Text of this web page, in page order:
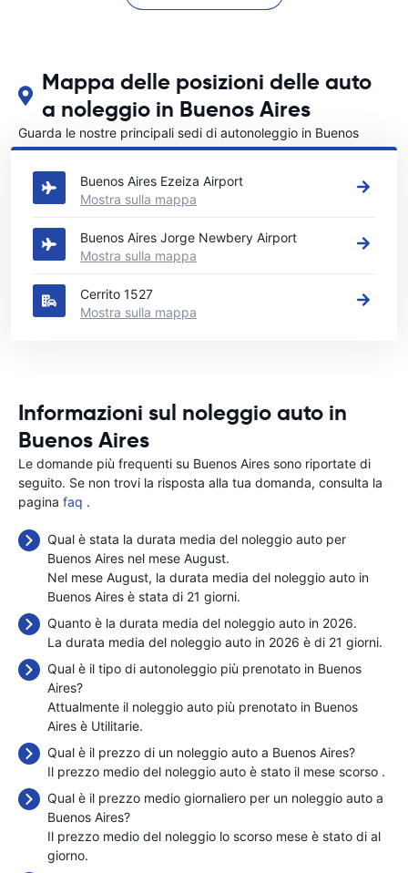
Mappa delle posizioni delle auto
a noleggio in Buenos Aires
Guarda le nostre principali sedi di autonoleggio in Buenos
Aires
Buenos Aires Ezeiza Airport
Mostra sulla mappa
Buenos Aires Jorge Newbery Airport
Mostra sulla mappa
Cerrito 1527
Mostra sulla mappa
Informazioni sul noleggio auto in
Buenos Aires
Le domande più frequenti su Buenos Aires sono riportate di
seguito. Se non trovi la risposta alla tua domanda, consulta la
pagina faq .
Qual è stata la durata media del noleggio auto per
Buenos Aires nel mese August.
Nel mese August, la durata media del noleggio auto in
Buenos Aires è stata di 21 giorni.
Quanto è la durata media del noleggio auto in 2026.
La durata media del noleggio auto in 2026 è di 21 giorni.
Qual è il tipo di autonoleggio più prenotato in Buenos
Aires?
Attualmente il noleggio auto più prenotato in Buenos
Aires è Utilitarie.
Qual è il prezzo di un noleggio auto a Buenos Aires?
Il prezzo medio del noleggio auto è stato il mese scorso .
Qual è il prezzo medio giornaliero per un noleggio auto a
Buenos Aires?
Il prezzo medio del noleggio lo scorso mese è stato di al
giorno.